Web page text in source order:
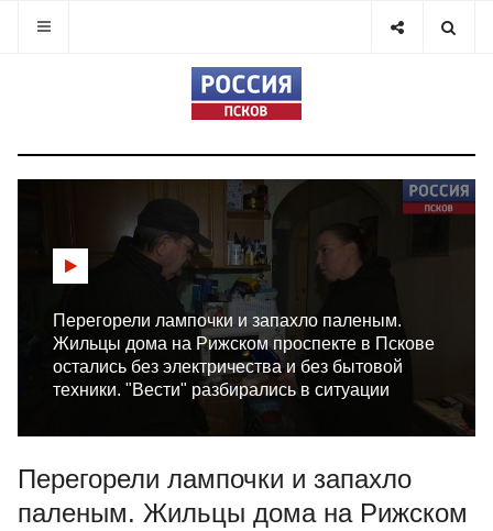
Перегорели лампочки и запахло паленым.
Жильцы дома на Рижском проспекте в Пскове
остались без электричества и без бытовой
техники. "Вести" разбирались в ситуации
Перегорели лампочки и запахло
паленым. Жильцы дома на Рижском